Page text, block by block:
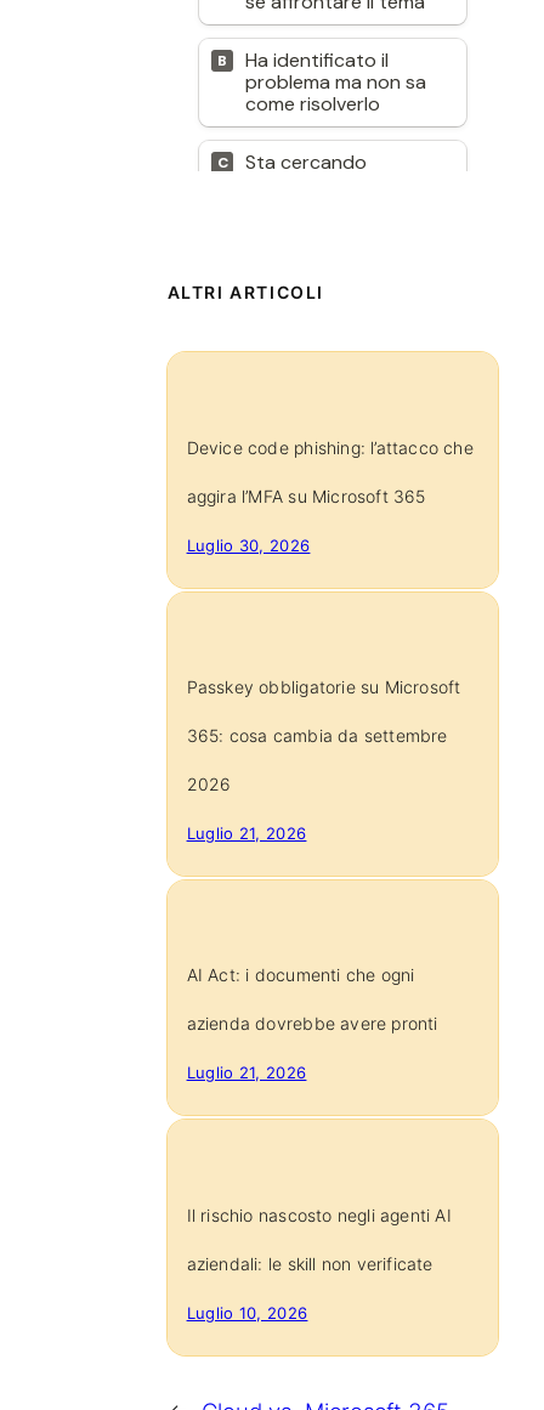
ALTRI ARTICOLI
Device code phishing: l’attacco che
aggira l’MFA su Microsoft 365
Luglio 30, 2026
Passkey obbligatorie su Microsoft
365: cosa cambia da settembre
2026
Luglio 21, 2026
AI Act: i documenti che ogni
azienda dovrebbe avere pronti
Luglio 21, 2026
Il rischio nascosto negli agenti AI
aziendali: le skill non verificate
Luglio 10, 2026